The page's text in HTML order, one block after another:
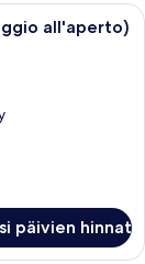
jossa on
all'aperto)
päivien hinnat